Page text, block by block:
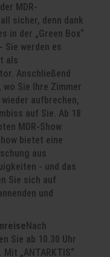
MDR-
sicher, denn dank
in der „Green Box“
werden es
als
Anschließend
Sie Ihre Zimmer
aufbrechen,
auf Sie. Ab 18
MDR-Show
bietet eine
aus
- und das
Sie sich auf
und
Nach
Sie ab 10.30 Uhr
„ANTARKTIS“